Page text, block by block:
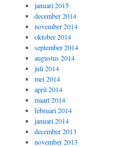
januari 2015
december 2014
november 2014
oktober 2014
september 2014
augustus 2014
juli 2014
mei 2014
april 2014
maart 2014
februari 2014
januari 2014
december 2013
november 2013